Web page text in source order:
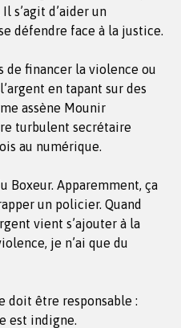
s’agit d’aider un
défendre face à la justice.
de financer la violence ou
en tapant sur des
assène Mounir
turbulent secrétaire
au numérique.
Boxeur. Apparemment, ça
un policier. Quand
vient s’ajouter à la
je n’ai que du
doit être responsable :
est indigne.